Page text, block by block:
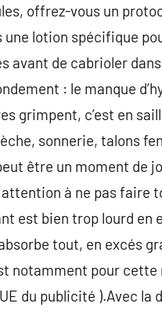
offrez-vous un
lotion spécifique
avant de cabrioler
: le manque
grimpent, c’est en
sonnerie, talons
être un moment de
à ne pas faire
est bien trop lourd en
tout, en excés
notamment pour
du publicité ).Avec la